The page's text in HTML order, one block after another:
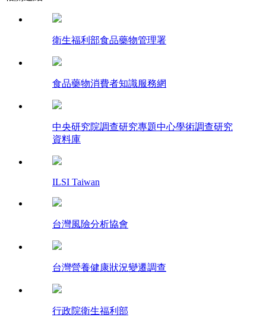
衛生福利部食品藥物管理署
食品藥物消費者知識服務網
中央研究院調查研究專題中心學術調查研究
資料庫
ILSI Taiwan
台灣風險分析協會
台灣營養健康狀況變遷調查
行政院衛生福利部